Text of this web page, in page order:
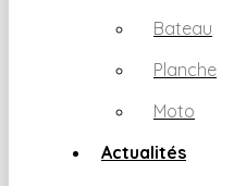
Bateau
Planche
Moto
Actualités